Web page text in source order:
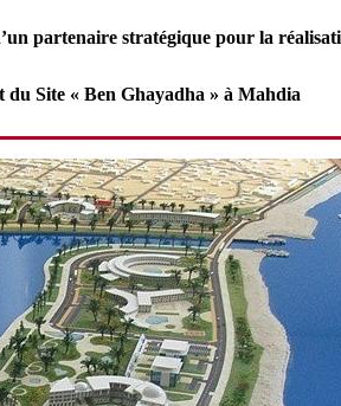
partenaire stratégique pour la
du Site « Ben Ghayadha » à Mahdia